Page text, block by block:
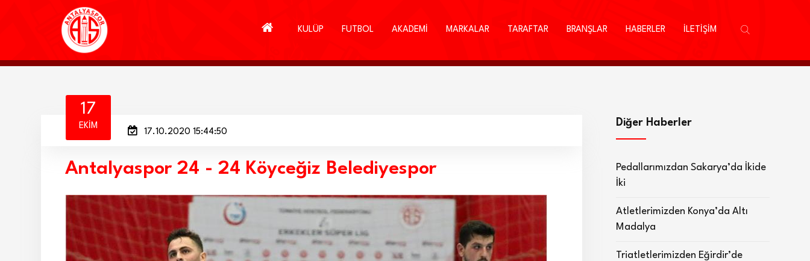
KULÜP FUTBOL AKADEMİ MARKALAR TARAFTAR BRANŞLAR HABERLER İLETİŞİM
17
EKIM
17.10.2020 15:44:50
Antalyaspor 24 - 24 Köyceğiz Belediyespor
Diğer Haberler
Pedallarımızdan Sakarya’da İkide
İki
Atletlerimizden Konya’da Altı
Madalya
Triatletlerimizden Eğirdir’de